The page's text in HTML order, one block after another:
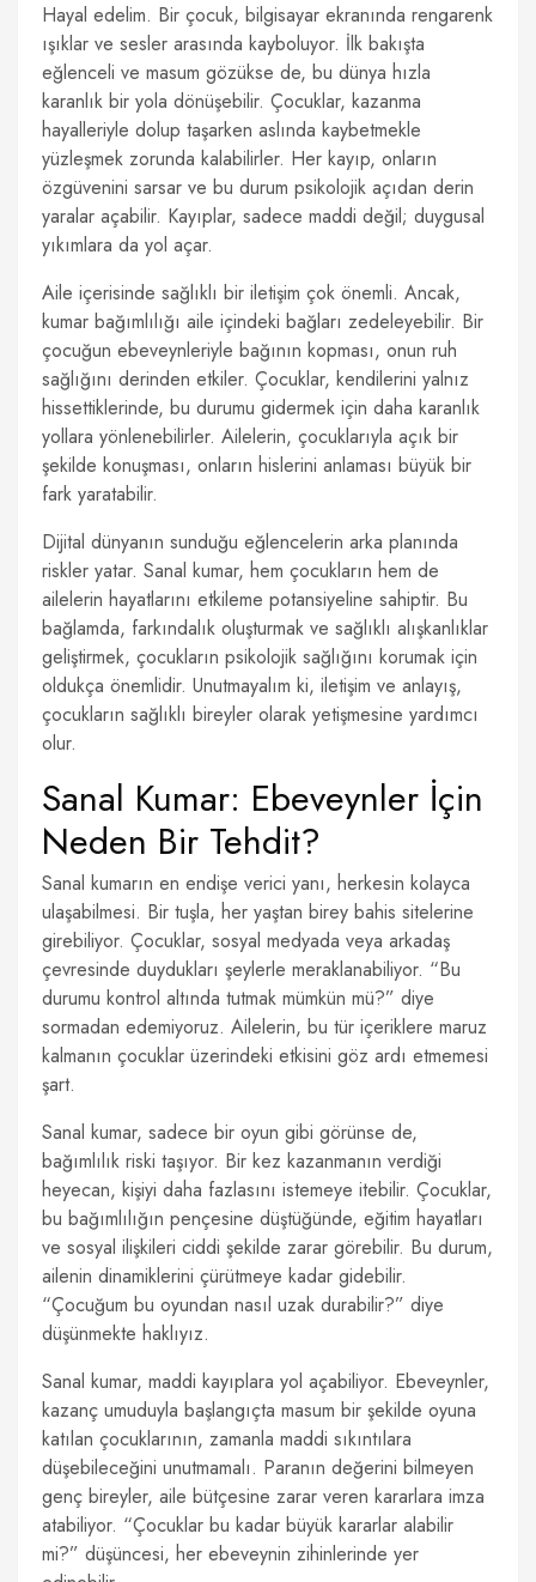
Hayal edelim. Bir çocuk, bilgisayar ekranında rengarenk
ışıklar ve sesler arasında kayboluyor. İlk bakışta
eğlenceli ve masum gözükse de, bu dünya hızla
karanlık bir yola dönüşebilir. Çocuklar, kazanma
hayalleriyle dolup taşarken aslında kaybetmekle
yüzleşmek zorunda kalabilirler. Her kayıp, onların
özgüvenini sarsar ve bu durum psikolojik açıdan derin
yaralar açabilir. Kayıplar, sadece maddi değil; duygusal
yıkımlara da yol açar.
Aile içerisinde sağlıklı bir iletişim çok önemli. Ancak,
kumar bağımlılığı aile içindeki bağları zedeleyebilir. Bir
çocuğun ebeveynleriyle bağının kopması, onun ruh
sağlığını derinden etkiler. Çocuklar, kendilerini yalnız
hissettiklerinde, bu durumu gidermek için daha karanlık
yollara yönlenebilirler. Ailelerin, çocuklarıyla açık bir
şekilde konuşması, onların hislerini anlaması büyük bir
fark yaratabilir.
Dijital dünyanın sunduğu eğlencelerin arka planında
riskler yatar. Sanal kumar, hem çocukların hem de
ailelerin hayatlarını etkileme potansiyeline sahiptir. Bu
bağlamda, farkındalık oluşturmak ve sağlıklı alışkanlıklar
geliştirmek, çocukların psikolojik sağlığını korumak için
oldukça önemlidir. Unutmayalım ki, iletişim ve anlayış,
çocukların sağlıklı bireyler olarak yetişmesine yardımcı
olur.
Sanal Kumar: Ebeveynler İçin
Neden Bir Tehdit?
Sanal kumarın en endişe verici yanı, herkesin kolayca
ulaşabilmesi. Bir tuşla, her yaştan birey bahis sitelerine
girebiliyor. Çocuklar, sosyal medyada veya arkadaş
çevresinde duydukları şeylerle meraklanabiliyor. “Bu
durumu kontrol altında tutmak mümkün mü?” diye
sormadan edemiyoruz. Ailelerin, bu tür içeriklere maruz
kalmanın çocuklar üzerindeki etkisini göz ardı etmemesi
şart.
Sanal kumar, sadece bir oyun gibi görünse de,
bağımlılık riski taşıyor. Bir kez kazanmanın verdiği
heyecan, kişiyi daha fazlasını istemeye itebilir. Çocuklar,
bu bağımlılığın pençesine düştüğünde, eğitim hayatları
ve sosyal ilişkileri ciddi şekilde zarar görebilir. Bu durum,
ailenin dinamiklerini çürütmeye kadar gidebilir.
“Çocuğum bu oyundan nasıl uzak durabilir?” diye
düşünmekte haklıyız.
Sanal kumar, maddi kayıplara yol açabiliyor. Ebeveynler,
kazanç umuduyla başlangıçta masum bir şekilde oyuna
katılan çocuklarının, zamanla maddi sıkıntılara
düşebileceğini unutmamalı. Paranın değerini bilmeyen
genç bireyler, aile bütçesine zarar veren kararlara imza
atabiliyor. “Çocuklar bu kadar büyük kararlar alabilir
mi?” düşüncesi, her ebeveynin zihinlerinde yer